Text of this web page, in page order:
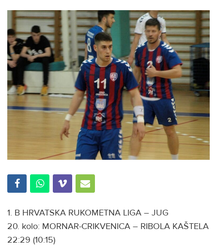
1. B HRVATSKA RUKOMETNA LIGA – JUG
20. kolo: MORNAR-CRIKVENICA – RIBOLA KAŠTELA
22:29 (10:15)